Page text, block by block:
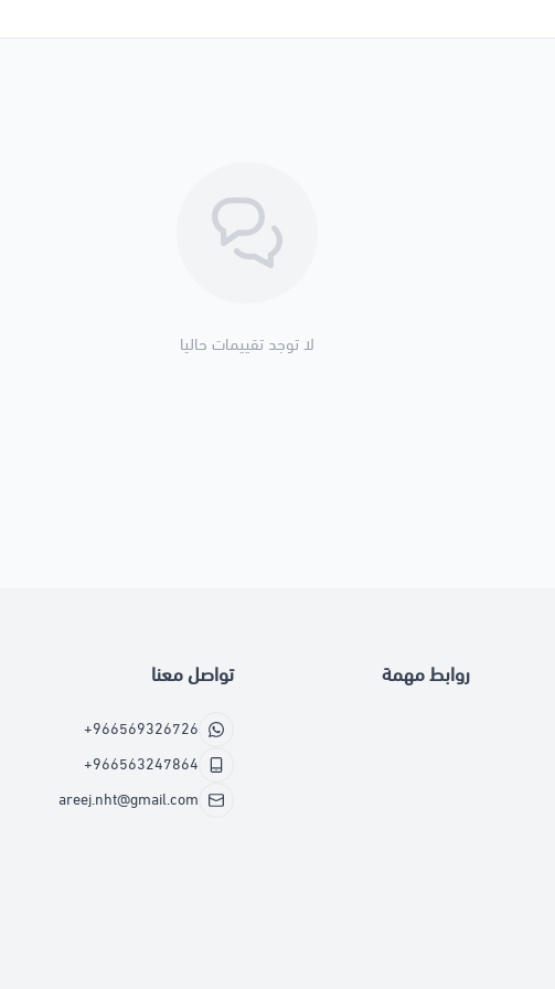
لا توجد تقييمات حاليا
روابط مهمة تواصل معنا
+966569326726
+966563247864
areej.nht@gmail.com